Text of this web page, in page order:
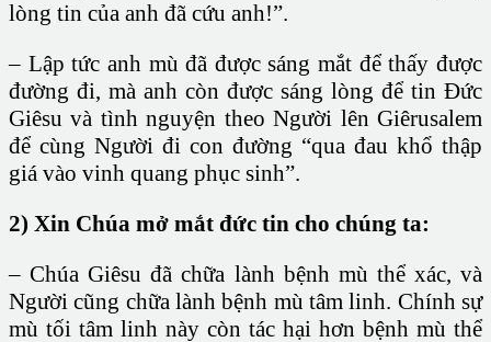
lòng tin của anh đã cứu anh!”.
– Lập tức anh mù đã được sáng mắt để thấy được
đường đi, mà anh còn được sáng lòng để tin Đức
Giêsu và tình nguyện theo Người lên Giêrusalem
để cùng Người đi con đường “qua đau khổ thập
giá vào vinh quang phục sinh”.
2) Xin Chúa mở mắt đức tin cho chúng ta:
– Chúa Giêsu đã chữa lành bệnh mù thể xác, và
Người cũng chữa lành bệnh mù tâm linh. Chính sự
mù tối tâm linh này còn tác hại hơn bệnh mù thể